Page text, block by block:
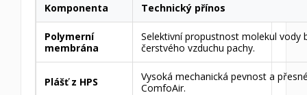
Komponenta Technický přínos
Polymerní
membrána
Selektivní propustnost molekul vody
čerstvého vzduchu pachy.
Plášť z HPS
Vysoká mechanická pevnost a
ComfoAir.